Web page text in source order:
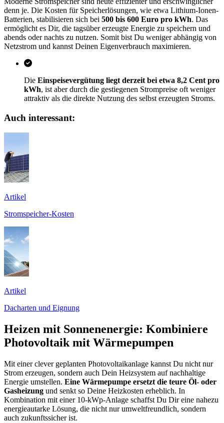
denn je. Die Kosten für Speicherlösungen, wie etwa Lithium-Ionen-
Batterien, stabilisieren sich bei 500 bis 600 Euro pro kWh. Das
ermöglicht es Dir, die tagsüber erzeugte Energie zu speichern und
abends oder nachts zu nutzen. Somit bist Du weniger abhängig von
Netzstrom und kannst Deinen Eigenverbrauch maximieren.
Die Einspeisevergütung liegt derzeit bei etwa 8,2 Cent pro
kWh, ist aber durch die gestiegenen Strompreise oft weniger
attraktiv als die direkte Nutzung des selbst erzeugten Stroms.
Auch interessant:
Artikel
Stromspeicher-Kosten
Artikel
Dacharten und Eignung
Heizen mit Sonnenenergie: Kombiniere
Photovoltaik mit Wärmepumpen
Mit einer clever geplanten Photovoltaikanlage kannst Du nicht nur
Strom erzeugen, sondern auch Dein Heizsystem auf nachhaltige
Energie umstellen. Eine Wärmepumpe ersetzt die teure Öl- oder
Gasheizung und senkt so Deine Heizkosten erheblich. In
Kombination mit einer 10-kWp-Anlage schaffst Du Dir eine nahezu
energieautarke Lösung, die nicht nur umweltfreundlich, sondern
auch zukunftssicher ist.